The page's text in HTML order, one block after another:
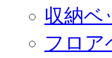
収納ベ
フロア